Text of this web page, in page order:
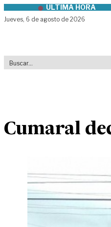
Skip to contentÚLTIMA HORA
Jueves, 6 de agosto de 2026
Cumaral